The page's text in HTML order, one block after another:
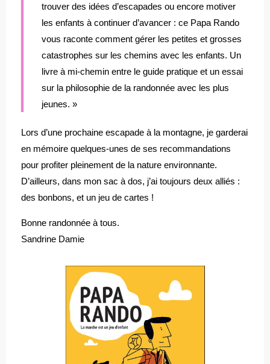
trouver des idées d’escapades ou encore motiver
les enfants à continuer d’avancer : ce Papa Rando
vous raconte comment gérer les petites et grosses
catastrophes sur les chemins avec les enfants. Un
livre à mi-chemin entre le guide pratique et un essai
sur la philosophie de la randonnée avec les plus
jeunes. »
Lors d’une prochaine escapade à la montagne, je garderai
en mémoire quelques-unes de ses recommandations
pour profiter pleinement de la nature environnante.
D’ailleurs, dans mon sac à dos, j’ai toujours deux alliés :
des bonbons, et un jeu de cartes !
Bonne randonnée à tous.
Sandrine Damie